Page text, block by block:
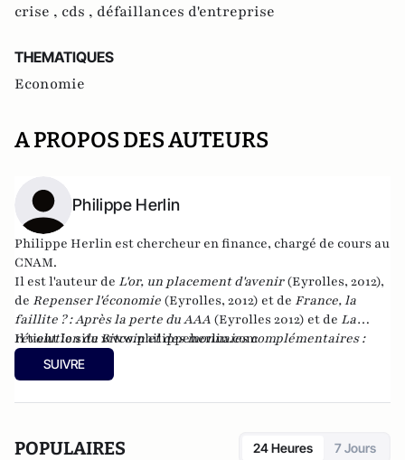
crise , cds , défaillances d'entreprise
THEMATIQUES
Economie
A PROPOS DES AUTEURS
Philippe Herlin
Philippe Herlin est chercheur en finance, chargé de cours au
CNAM.
Il est l'auteur de L'or, un placement d'avenir (Eyrolles, 2012),
de Repenser l'économie (Eyrolles, 2012) et de France, la
faillite ? : Après la perte du AAA (Eyrolles 2012) et de La
révolution du Bitcoin et des monnaies complémentaires :
une solution pour échapper au système bancaire et à l'euro
? chez Atlantico Editions.
Il tient le site www.philippeherlin.com
SUIVRE
POPULAIRES 24 Heures 7 Jours